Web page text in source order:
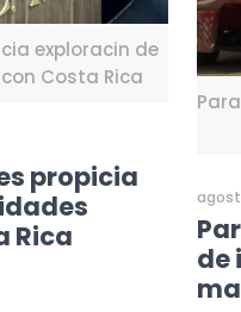
exploracin de
Costa Rica
propicia
Rica
de